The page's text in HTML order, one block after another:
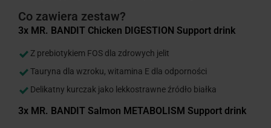
Co zawiera zestaw?
3x MR. BANDIT Chicken DIGESTION Support drink
Z prebiotykiem FOS dla zdrowych jelit
Tauryna dla wzroku, witamina E dla odporności
Delikatny kurczak jako lekkostrawne źródło białka
3x MR. BANDIT Salmon METABOLISM Support drink